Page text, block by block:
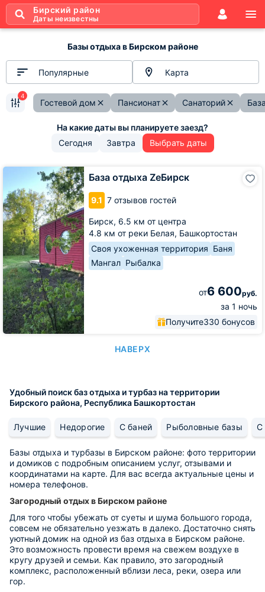
Бирский район
Даты неизвестны
Базы отдыха в Бирском районе
Популярные Карта
Гостевой дом Пансионат Санаторий
4
Сегодня Завтра Выбрать даты
База отдыха ZeБирск
9.1 7 отзывов гостей
Бирск, 6.5 км от центра
4.8 км от реки Белая, Башкортостан
Своя ухоженная территория Баня
Мангал Рыбалка
от6 600руб.
за 1 ночь
Получите330 бонусов
База
ZeБирск
НАВЕРХ
Удобный поиск баз отдыха и турбаз на территории
Бирского района, Республика Башкортостан
Лучшие Недорогие С баней Рыболовные базы С
Базы отдыха и турбазы в Бирском районе: фото территории
и домиков с подробным описанием услуг, отзывами и
координатами на карте. Для вас всегда актуальные цены и
номера телефонов.
Загородный отдых в Бирском районе
Для того чтобы убежать от суеты и шума большого города,
совсем не обязательно уезжать в далеко. Достаточно снять
уютный домик на одной из баз отдыха в Бирском районе.
Это возможность провести время на свежем воздухе в
кругу друзей и семьи. Как правило, это загородный
комплекс, расположенный вблизи леса, реки, озера или
гор.